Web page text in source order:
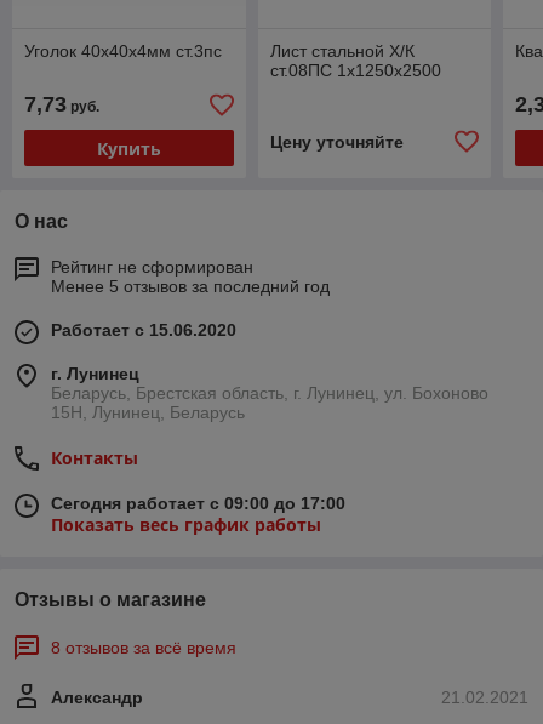
Уголок 40х40х4мм ст.3пс
7,73 руб.
Купить
Лист стальной Х/К
ст.08ПС 1х1250х2500
Цену уточняйте
О нас
Рейтинг не сформирован
Менее 5 отзывов за последний год
Работает с 15.06.2020
г. Лунинец
Беларусь, Брестская область, г. Лунинец, ул. Бохоново
15Н, Лунинец, Беларусь
Контакты
Сегодня работает с 09:00 до 17:00
Показать весь график работы
Отзывы о магазине
8 отзывов за всё время
21.02.2021
Александр